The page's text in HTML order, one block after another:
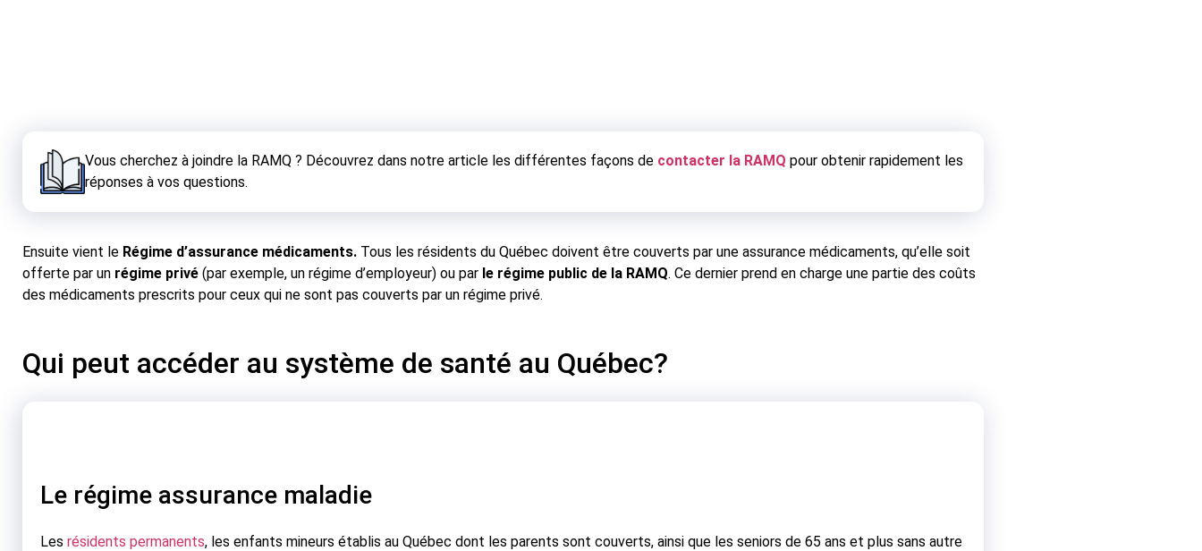
Vous cherchez à joindre la RAMQ ? Découvrez dans notre article les différentes façons de contacter la RAMQ pour obtenir rapidement les
réponses à vos questions.
Ensuite vient le Régime d’assurance médicaments. Tous les résidents du Québec doivent être couverts par une assurance médicaments, qu’elle soit
offerte par un régime privé (par exemple, un régime d’employeur) ou par le régime public de la RAMQ. Ce dernier prend en charge une partie des coûts
des médicaments prescrits pour ceux qui ne sont pas couverts par un régime privé.
Qui peut accéder au système de santé au Québec?
Le régime assurance maladie
Les résidents permanents, les enfants mineurs établis au Québec dont les parents sont couverts, ainsi que les seniors de 65 ans et plus sans autre